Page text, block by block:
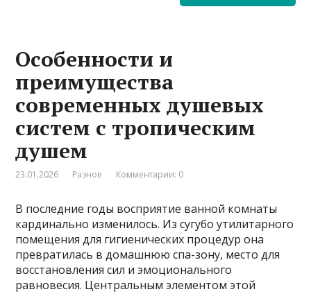
Особенности и
преимущества
современных душевых
систем с тропическим
душем
23.01.2026 Разное Комментарии: 0
В последние годы восприятие ванной комнаты
кардинально изменилось. Из сугубо утилитарного
помещения для гигиенических процедур она
превратилась в домашнюю спа-зону, место для
восстановления сил и эмоционального
равновесия. Центральным элементом этой